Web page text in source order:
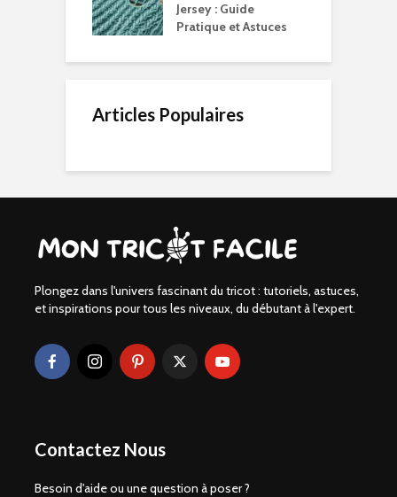
Jersey : Guide
Pratique et Astuces
Articles Populaires
Plongez dans l'univers fascinant du tricot : tutoriels, astuces,
et inspirations pour tous les niveaux, du débutant à l'expert.
Contactez Nous
Besoin d'aide ou une question à poser ?